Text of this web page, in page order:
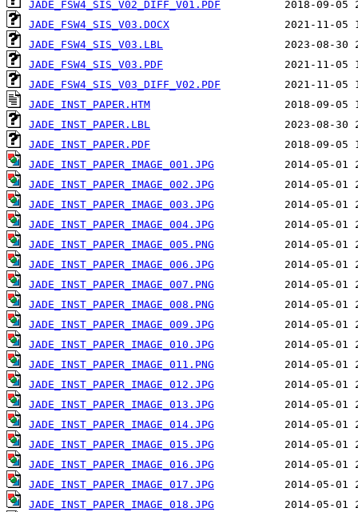
JADE_FSW4_SIS_V02_DIFF_V01.PDF
JADE_FSW4_SIS_V03.DOCX
JADE_FSW4_SIS_V03.LBL
JADE_FSW4_SIS_V03.PDF
JADE_FSW4_SIS_V03_DIFF_V02.PDF
JADE_INST_PAPER.HTM
JADE_INST_PAPER.LBL
JADE_INST_PAPER.PDF
JADE_INST_PAPER_IMAGE_001.JPG
JADE_INST_PAPER_IMAGE_002.JPG
JADE_INST_PAPER_IMAGE_003.JPG
JADE_INST_PAPER_IMAGE_004.JPG
JADE_INST_PAPER_IMAGE_005.PNG
JADE_INST_PAPER_IMAGE_006.JPG
JADE_INST_PAPER_IMAGE_007.PNG
JADE_INST_PAPER_IMAGE_008.PNG
JADE_INST_PAPER_IMAGE_009.JPG
JADE_INST_PAPER_IMAGE_010.JPG
JADE_INST_PAPER_IMAGE_011.PNG
JADE_INST_PAPER_IMAGE_012.JPG
JADE_INST_PAPER_IMAGE_013.JPG
JADE_INST_PAPER_IMAGE_014.JPG
JADE_INST_PAPER_IMAGE_015.JPG
JADE_INST_PAPER_IMAGE_016.JPG
JADE_INST_PAPER_IMAGE_017.JPG
JADE_INST_PAPER_IMAGE_018.JPG